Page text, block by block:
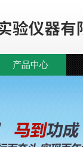
产品中心